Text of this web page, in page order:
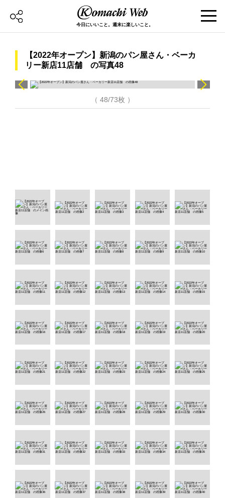
今日にいいこと。週末に楽しいこと。
【2022年オープン】新潟のパン屋さん・ベーカ
リー新店11店舗 の写真48
（ 48/73枚 ）